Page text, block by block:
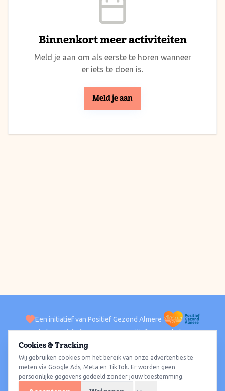
Binnenkort meer activiteiten
Meld je aan om als eerste te horen wanneer
er iets te doen is.
Meld je aan
Een initiatief van Positief Gezond Almere
VerhalenActiviteiten Positief Gezond Almere
ACTIVITEITEN PER WIJK
Alle wijkenAlmere HavenAlmere StadAlmere BuitenAlmere Poort
Almere HoutAlmere OosterwoldWat te doen
Cookies & Tracking
Wij gebruiken cookies om het bereik van onze advertenties te
meten via Google Ads, Meta en TikTok. Er worden geen
persoonlijke gegevens gedeeld zonder jouw toestemming.